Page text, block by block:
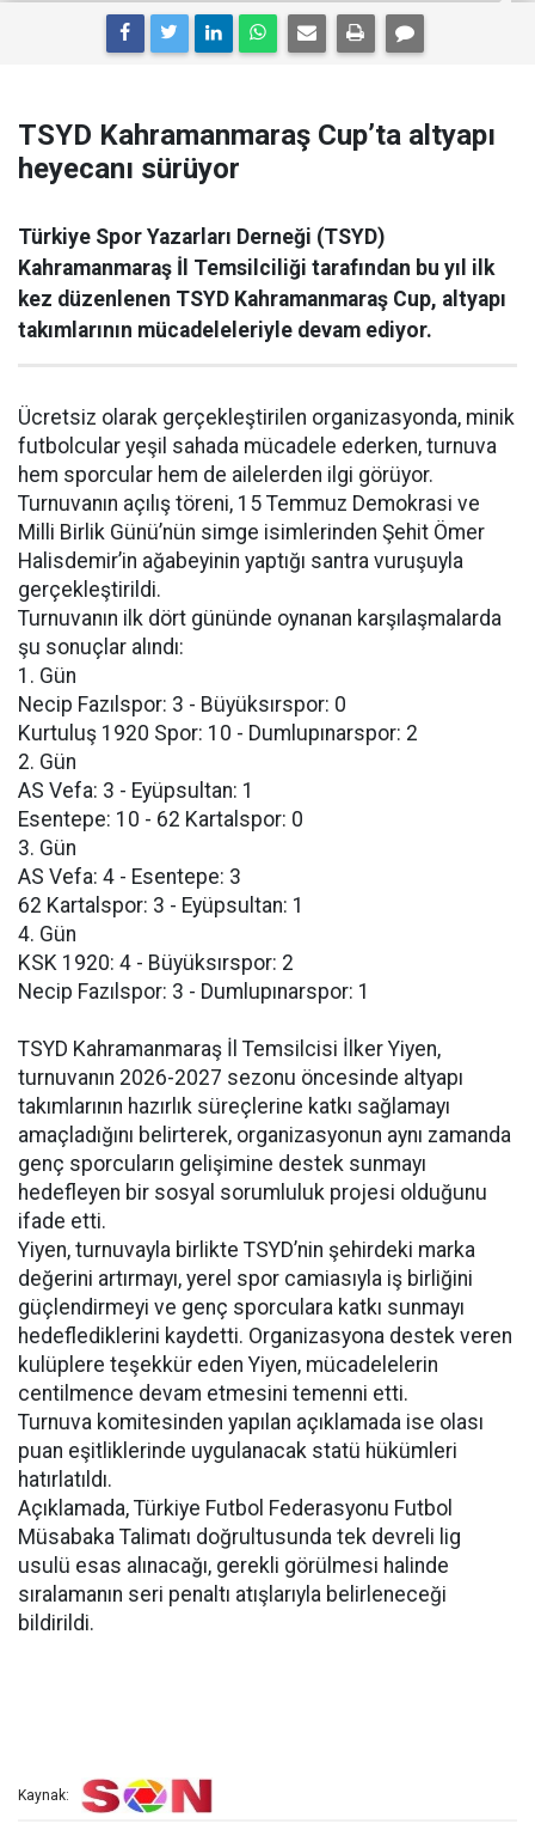
TSYD Kahramanmaraş Cup’ta altyapı
heyecanı sürüyor
Türkiye Spor Yazarları Derneği (TSYD)
Kahramanmaraş İl Temsilciliği tarafından bu yıl ilk
kez düzenlenen TSYD Kahramanmaraş Cup, altyapı
takımlarının mücadeleleriyle devam ediyor.
Ücretsiz olarak gerçekleştirilen organizasyonda, minik
futbolcular yeşil sahada mücadele ederken, turnuva
hem sporcular hem de ailelerden ilgi görüyor.
Turnuvanın açılış töreni, 15 Temmuz Demokrasi ve
Milli Birlik Günü’nün simge isimlerinden Şehit Ömer
Halisdemir’in ağabeyinin yaptığı santra vuruşuyla
gerçekleştirildi.
Turnuvanın ilk dört gününde oynanan karşılaşmalarda
şu sonuçlar alındı:
1. Gün
Necip Fazılspor: 3 - Büyüksırspor: 0
Kurtuluş 1920 Spor: 10 - Dumlupınarspor: 2
2. Gün
AS Vefa: 3 - Eyüpsultan: 1
Esentepe: 10 - 62 Kartalspor: 0
3. Gün
AS Vefa: 4 - Esentepe: 3
62 Kartalspor: 3 - Eyüpsultan: 1
4. Gün
KSK 1920: 4 - Büyüksırspor: 2
Necip Fazılspor: 3 - Dumlupınarspor: 1
TSYD Kahramanmaraş İl Temsilcisi İlker Yiyen,
turnuvanın 2026-2027 sezonu öncesinde altyapı
takımlarının hazırlık süreçlerine katkı sağlamayı
amaçladığını belirterek, organizasyonun aynı zamanda
genç sporcuların gelişimine destek sunmayı
hedefleyen bir sosyal sorumluluk projesi olduğunu
ifade etti.
Yiyen, turnuvayla birlikte TSYD’nin şehirdeki marka
değerini artırmayı, yerel spor camiasıyla iş birliğini
güçlendirmeyi ve genç sporculara katkı sunmayı
hedeflediklerini kaydetti. Organizasyona destek veren
kulüplere teşekkür eden Yiyen, mücadelelerin
centilmence devam etmesini temenni etti.
Turnuva komitesinden yapılan açıklamada ise olası
puan eşitliklerinde uygulanacak statü hükümleri
hatırlatıldı.
Açıklamada, Türkiye Futbol Federasyonu Futbol
Müsabaka Talimatı doğrultusunda tek devreli lig
usulü esas alınacağı, gerekli görülmesi halinde
sıralamanın seri penaltı atışlarıyla belirleneceği
bildirildi.
Kaynak: